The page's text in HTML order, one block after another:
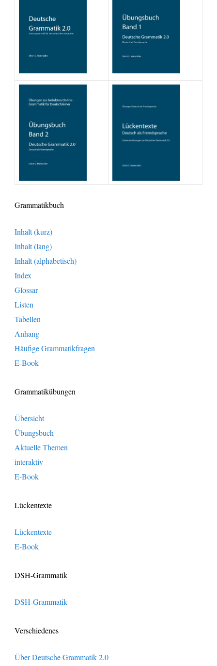
Grammatikbuch
Inhalt (kurz)
Inhalt (lang)
Inhalt (alphabetisch)
Index
Glossar
Listen
Tabellen
Anhang
Häufige Grammatikfragen
E-Book
Grammatikübungen
Übersicht
Übungsbuch
Aktuelle Themen
interaktiv
E-Book
Lückentexte
Lückentexte
E-Book
DSH-Grammatik
DSH-Grammatik
Verschiedenes
Über Deutsche Grammatik 2.0